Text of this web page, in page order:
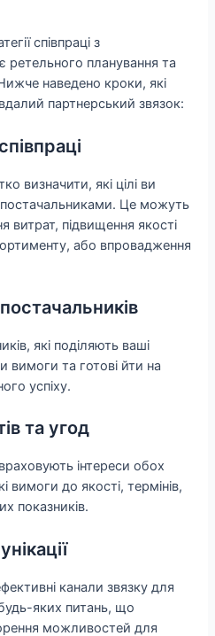
співпраці з
ретельного планування та
наведено кроки, які
партнерський звязок:
визначити, які цілі ви
постачальниками. Це можуть
витрат, підвищення якості
або впровадження
які поділяють ваші
вимоги та готові йти на
успіху.
та угод
інтереси обох
вимоги до якості, термінів,
показників.
канали звязку для
яких питань, що
можливостей для